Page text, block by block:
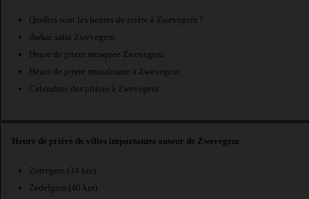
Quelles sont les heures de prière à Zwevegem ?
Awkat salat Zwevegem
Heure de priere mosquee Zwevegem
Heure de priere musulmane à Zwevegem
Calendrier des prières à Zwevegem
Heure de prière de villes importantes autour de Zwevegem
Zottegem (34 km)
Zedelgem (40 km)